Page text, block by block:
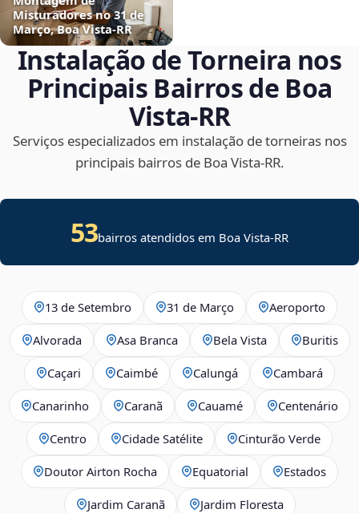
Misturadores no 31 de
Março, Boa Vista‑RR
Instalação de Torneira nos
Principais Bairros de Boa
Vista‑RR
Serviços especializados em instalação de torneiras nos
principais bairros de Boa Vista‑RR.
53bairros atendidos em Boa Vista-RR
13 de Setembro 31 de Março Aeroporto
Alvorada Asa Branca Bela Vista Buritis
Caçari Caimbé Calungá Cambará
Canarinho Caranã Cauamé Centenário
Centro Cidade Satélite Cinturão Verde
Doutor Airton Rocha Equatorial Estados
Jardim Caranã Jardim Floresta